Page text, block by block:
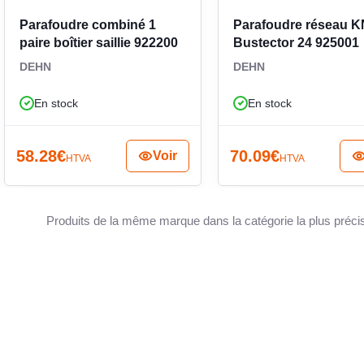
ce parafoudre modulaire constitue une
de fonctionnement des équipements
les tableaux de protection et de distribution
de tableau permet de réduire l’impact des
AVEC
Parafoudre combiné 1
paire boîtier saillie 922200
DEHN
En stock
58.28€HTVA Voir
Parafoudre réseau
Bustector 24 925001
DEHN
En stock
70.09€HTVA
Produits de la même marque dans la catégorie la plus